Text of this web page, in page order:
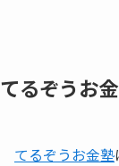
てるぞうお
てるぞうお金塾